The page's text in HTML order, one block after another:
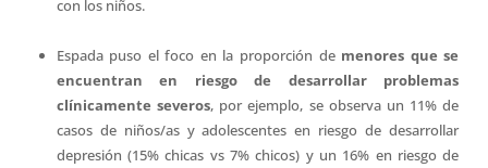
con los niños.
Espada puso el foco en la proporción de menores que se
encuentran en riesgo de desarrollar problemas
clínicamente severos, por ejemplo, se observa un 11% de
casos de niños/as y adolescentes en riesgo de desarrollar
depresión (15% chicas vs 7% chicos) y un 16% en riesgo de